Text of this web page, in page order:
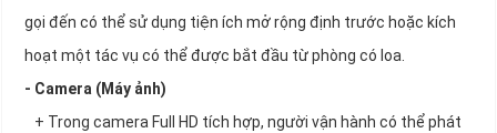
gọi đến có thể sử dụng tiện ích mở rộng định trước hoặc kích
hoạt một tác vụ có thể được bắt đầu từ phòng có loa.
- Camera (Máy ảnh)
+ Trong camera Full HD tích hợp, người vận hành có thể phát